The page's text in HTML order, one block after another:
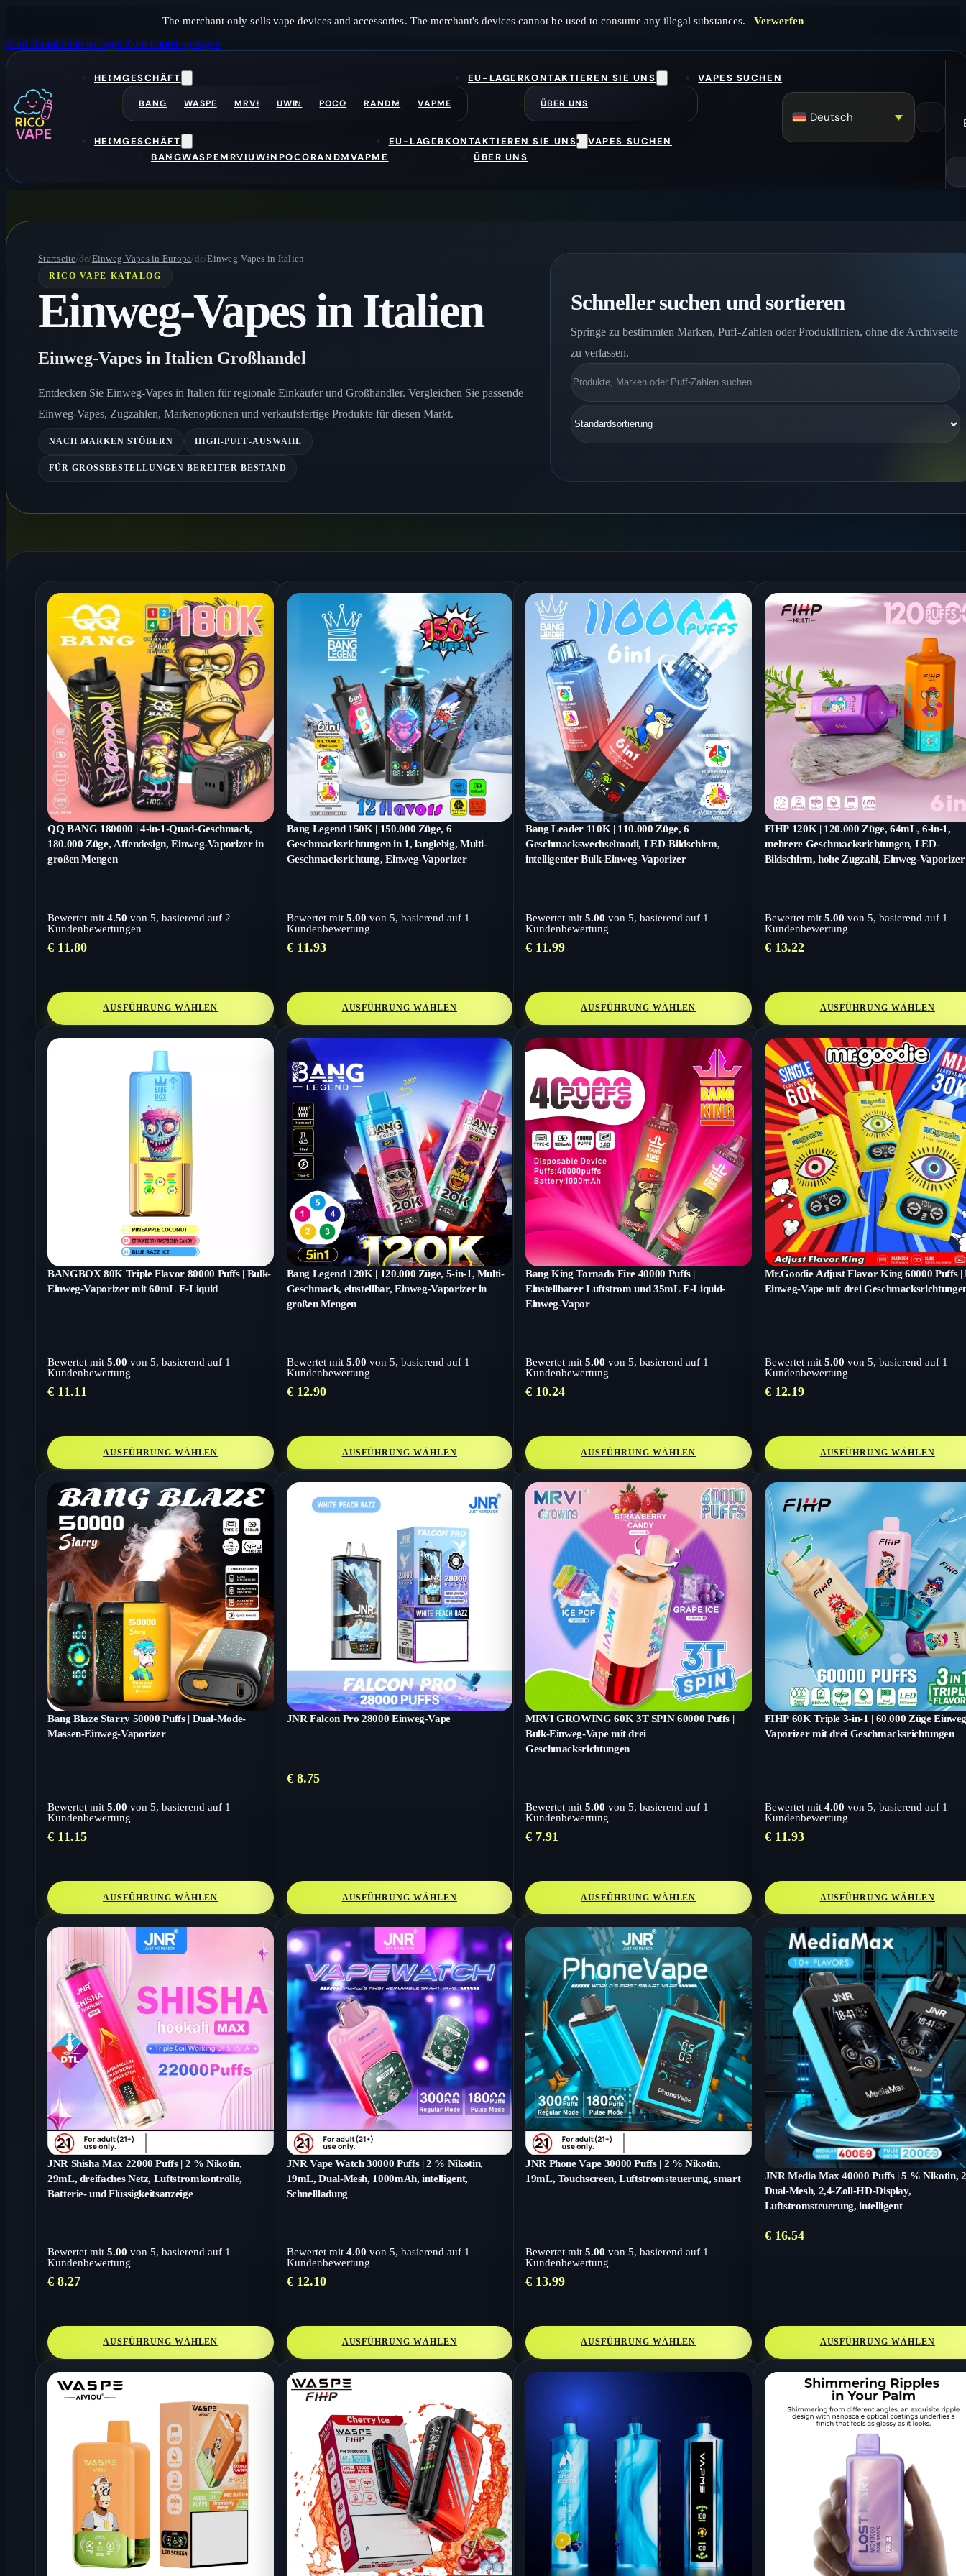
The merchant only sells vape devices and accessories. The merchant's devices cannot be used to consume any illegal substances. Verwerfen
Zum Hauptinhalt springenZum Footer springen
HEIMGESCHÄFT
BANG WASPE MRVI UWIN POCO RANDM VAPME
EU-LAGERKONTAKTIEREN SIE UNS
ÜBER UNS
VAPES SUCHEN
HEIMGESCHÄFT
BANGWASPEMRVIUWINPOCORANDMVAPME
EU-LAGERKONTAKTIEREN SIE UNS
ÜBER UNS
VAPES SUCHEN
Deutsch
Startseite/de/Einweg-Vapes in Europa/de/Einweg-Vapes in Italien
RICO VAPE KATALOG
Einweg-Vapes in Italien
Einweg-Vapes in Italien Großhandel
Entdecken Sie Einweg-Vapes in Italien für regionale Einkäufer und Großhändler. Vergleichen Sie passende
Einweg-Vapes, Zugzahlen, Markenoptionen und verkaufsfertige Produkte für diesen Markt.
NACH MARKEN STÖBERN HIGH-PUFF-AUSWAHL
FÜR GROSSBESTELLUNGEN BEREITER BESTAND
Schneller suchen und sortieren
Springe zu bestimmten Marken, Puff-Zahlen oder Produktlinien, ohne die Archivseite
zu verlassen.
Suchen
QQ BANG 180000 | 4-in-1-Quad-Geschmack,
180.000 Züge, Affendesign, Einweg-Vaporizer in
großen Mengen
Bewertet mit 4.50 von 5, basierend auf 2
Kundenbewertungen
€ 11.80
AUSFÜHRUNG WÄHLEN
Bang Legend 150K | 150.000 Züge, 6
Geschmacksrichtungen in 1, langlebig, Multi-
Geschmacksrichtung, Einweg-Vaporizer
Bewertet mit 5.00 von 5, basierend auf 1
Kundenbewertung
€11.93
AUSFÜHRUNG WÄHLEN
Bang Leader 110K | 110.000 Züge, 6
Geschmackswechselmodi, LED-Bildschirm,
intelligenter Bulk-Einweg-Vaporizer
Bewertet mit 5.00 von 5, basierend auf 1
Kundenbewertung
€ 11.99
AUSFÜHRUNG WÄHLEN
FIHP 120K | 120.000 Züge, 64mL, 6-in-1,
mehrere Geschmacksrichtungen, LED-
Bildschirm, hohe Zugzahl, Einweg-
Bewertet mit 5.00 von 5, basierend auf 1
Kundenbewertung
€13.22
AUSFÜHRUNG WÄHLEN
BANGBOX 80K Triple Flavor 80000 Puffs | Bulk-
Einweg-Vaporizer mit 60mL E-Liquid
Bewertet mit 5.00 von 5, basierend auf 1
Kundenbewertung
€ 11.11
AUSFÜHRUNG WÄHLEN
Bang Legend 120K | 120.000 Züge, 5-in-1, Multi-
Geschmack, einstellbar, Einweg-Vaporizer in
großen Mengen
Bewertet mit 5.00 von 5, basierend auf 1
Kundenbewertung
€12.90
AUSFÜHRUNG WÄHLEN
Bang King Tornado Fire 40000 Puffs |
Einstellbarer Luftstrom und 35mL E-Liquid-
Einweg-Vapor
Bewertet mit 5.00 von 5, basierend auf 1
Kundenbewertung
€ 10.24
AUSFÜHRUNG WÄHLEN
Mr.Goodie Adjust Flavor King 60000 Puffs |
Einweg-Vape mit drei
Bewertet mit 5.00 von 5, basierend auf 1
Kundenbewertung
€12.19
AUSFÜHRUNG WÄHLEN
Bang Blaze Starry 50000 Puffs | Dual-Mode-
Massen-Einweg-Vaporizer
Bewertet mit 5.00 von 5, basierend auf 1
Kundenbewertung
€ 11.15
AUSFÜHRUNG WÄHLEN
JNR Falcon Pro 28000 Einweg-Vape
€8.75
AUSFÜHRUNG WÄHLEN
MRVI GROWING 60K 3T SPIN 60000 Puffs |
Bulk-Einweg-Vape mit drei
Geschmacksrichtungen
Bewertet mit 5.00 von 5, basierend auf 1
Kundenbewertung
€ 7.91
AUSFÜHRUNG WÄHLEN
FIHP 60K Triple 3-in-1 | 60.000 Züge
Vaporizer mit drei Geschmacksrichtungen
Bewertet mit 4.00 von 5, basierend auf 1
Kundenbewertung
€11.93
AUSFÜHRUNG WÄHLEN
JNR Shisha Max 22000 Puffs | 2 % Nikotin,
29mL, dreifaches Netz, Luftstromkontrolle,
Batterie- und Flüssigkeitsanzeige
Bewertet mit 5.00 von 5, basierend auf 1
Kundenbewertung
€ 8.27
AUSFÜHRUNG WÄHLEN
JNR Vape Watch 30000 Puffs | 2 % Nikotin,
19mL, Dual-Mesh, 1000mAh, intelligent,
Schnellladung
Bewertet mit 4.00 von 5, basierend auf 1
Kundenbewertung
€12.10
AUSFÜHRUNG WÄHLEN
JNR Phone Vape 30000 Puffs | 2 % Nikotin,
19mL, Touchscreen, Luftstromsteuerung, smart
Bewertet mit 5.00 von 5, basierend auf 1
Kundenbewertung
€ 13.99
AUSFÜHRUNG WÄHLEN
JNR Media Max 40000 Puffs | 5 % Nikotin,
Dual-Mesh, 2,4-Zoll-HD-Display,
Luftstromsteuerung, intelligent
€16.54
AUSFÜHRUNG WÄHLEN